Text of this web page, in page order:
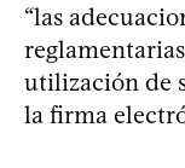
“las
utilización de
la firma